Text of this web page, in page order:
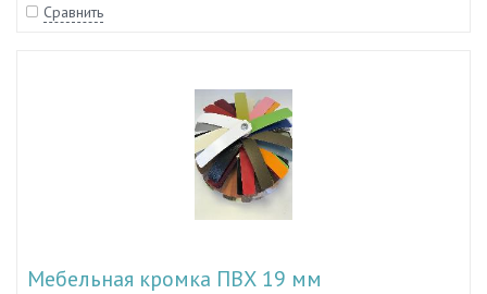
Сравнить
Мебельная кромка ПВХ 19 мм